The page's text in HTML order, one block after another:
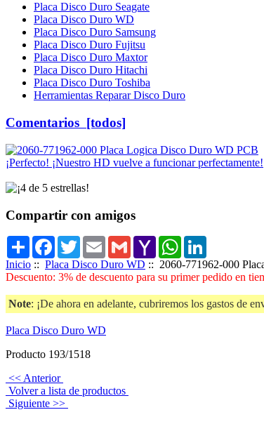
Placa Disco Duro Seagate
Placa Disco Duro WD
Placa Disco Duro Samsung
Placa Disco Duro Fujitsu
Placa Disco Duro Maxtor
Placa Disco Duro Hitachi
Placa Disco Duro Toshiba
Herramientas Reparar Disco Duro
Comentarios [todos]
¡Perfecto! ¡Nuestro HD vuelve a funcionar perfectamente!
Compartir con amigos
Share Facebook
TwitterEmail Gmail Yahoo
Mail
WhatsApp
Inicio :: Placa Disco Duro WD :: 2060-771962-000
Descuento: 3% de descuento para su primer pedido en
Note: ¡De ahora en adelante, cubriremos los gastos de
Placa Disco Duro WD
Producto 193/1518
<< Anterior
Volver a lista de productos
Siguiente >>